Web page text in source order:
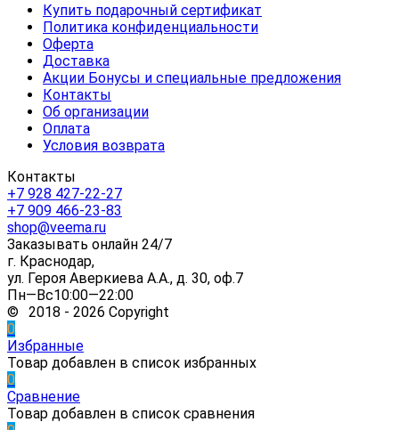
Купить подарочный сертификат
Политика конфиденциальности
Оферта
Доставка
Акции Бонусы и специальные предложения
Контакты
Об организации
Оплата
Условия возврата
Контакты
+7 928 427-22-27
+7 909 466-23-83
shop@veema.ru
Заказывать онлайн 24/7
г. Краснодар,
ул. Героя Аверкиева А.А., д. 30, оф.7
Пн—Вс10:00—22:00
© 2018 - 2026 Copyright
0
Избранные
Товар добавлен в список избранных
0
Сравнение
Товар добавлен в список сравнения